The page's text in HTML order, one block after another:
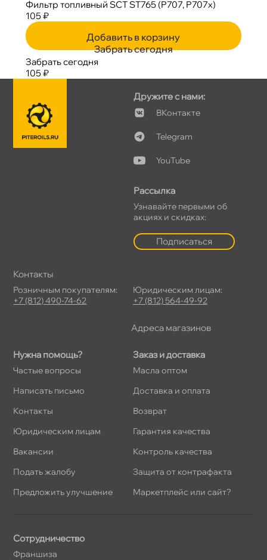
Фильтр топливный SCT ST765 (P707, P707x)
105 ₽
Добавить в корзину
Забрать сегодня
Забрать сегодня
105 ₽
Нужна помощь?
Частые вопросы
Написать письмо
Контакты
Юридическим лицам
акансии
Подать жалобу
Предложить улучшение
Заказ и доставка
Масла оптом
Доставка и оплата
озврат
Гарантия качества
Контроль качества
Защита от контрафакта
Маркетплейс или сайт?
Дружите с нами:
Контакте
Telegram
YouTube
Рассылка
Узнавайте первыми о
акциях и скидках:
Подписаться
Сотрудничество
Франшиза
Контакты
Розничным покупателям:
+7 (812) 490-74-62
Юридическим лицам:
+7 (812) 564-49-92
Адреса магазино